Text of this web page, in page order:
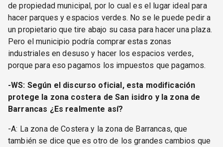
de propiedad municipal, por lo cual es el lugar ideal para
hacer parques y espacios verdes. No se le puede pedir a
un propietario que tire abajo su casa para hacer una plaza.
Pero el municipio podría comprar estas zonas
industriales en desuso y hacer los espacios verdes,
porque para eso pagamos los impuestos que pagamos.
-WS: Según el discurso oficial, esta modificación
protege la zona costera de San isidro y la zona de
Barrancas ¿Es realmente así?
-A: La zona de Costera y la zona de Barrancas, que
también se dice que es otro de los grandes cambios que